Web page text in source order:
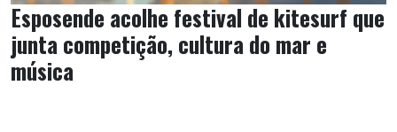
Esposende acolhe festival de kitesurf que
junta competição, cultura do mar e
música